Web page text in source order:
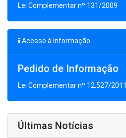
Lei Complementar nº 131/2009
Acesso à Informação
Pedido de Informação
Lei Complementar nº 12.527/2011
Últimas Notícias